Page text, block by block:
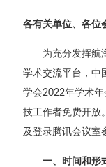
各有关单位、各位
为充分发挥航
学术交流平台，中
学会2022年学术
技工作者免费开放
及登录腾讯会议室
一、时间和形